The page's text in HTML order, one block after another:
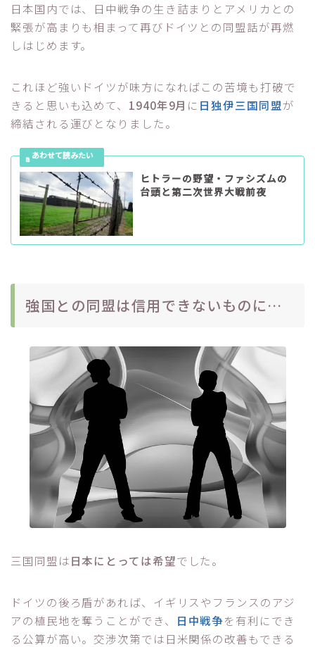
日本国内では、日中戦争の生き詰まりとアメリカとの
緊張が高まりも相まって再びドイツとの同盟話が再燃
しはじめます。
これほど強いドイツが味方になればこの苦境も打破で
きると思いも込めて、 1940年9月 に 日独伊三国同盟が
締結される運びとなりました。
ヒトラーの野望・ファシズムの
台頭と第二次世界大戦前夜
強国との同盟は信用できないものに…
三国同盟は日本にとっては希望でした。
ドイツの後ろ盾があれば、イギリスやフランスのアジ
アの植民地を奪うことができ、
日中戦争を有利にでき
る公算が高い。交渉次第では日米関係の改善もできる